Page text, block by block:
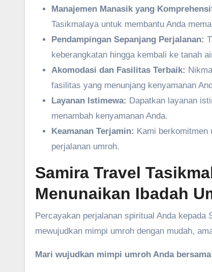
Manajemen Manasik yang
Tasikmalaya untuk membantu Anda
Pendampingan Sepanjang Perjalanan:
keberangkatan hingga kembali ke tanah
Akomodasi dan Fasilitas Terbaik:
fasilitas yang menunjang kenyamanan
Layanan Istimewa: Dapatkan layanan
menambah kenyamanan Anda.
Keamanan Terjamin: Kami berkomitmen
perjalanan umroh.
Samira Travel
Menunaikan Ibadah
Percayakan perjalanan spiritual Anda kepada
mewujudkan mimpi umroh dengan mudah,
Mari wujudkan mimpi umroh Anda